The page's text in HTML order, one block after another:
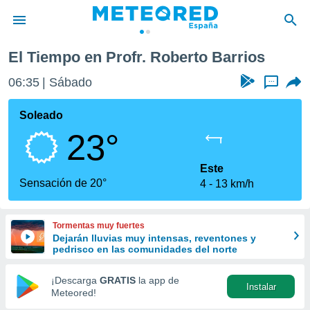
de
por
que se
calidad.
a este
las
y
forma
digital
basada
El Tiempo en Profr. Roberto Barrios
06:35 Sábado ...
Soleado
23°
Sensación de 20°
Este
4
13 km/h
Tormentas muy fuertes
Dejarán lluvias muy intensas, reventones y
pedrisco en las comunidades del norte
¡Descarga GRATIS la app de
Meteored!
Instalar